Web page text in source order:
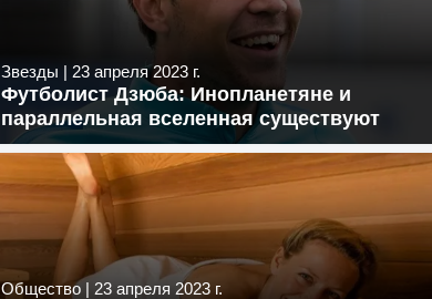
Звезды | 23 апреля 2023 г.
Футболист Дзюба: Инопланетяне и
параллельная вселенная существуют
Общество | 23 апреля 2023 г.